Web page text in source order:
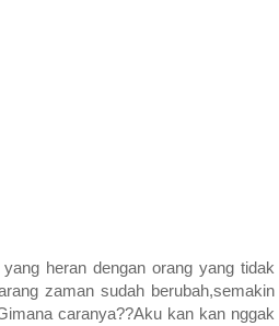
heran dengan orang yang tidak
zaman sudah berubah,semakin
caranya??Aku kan kan nggak